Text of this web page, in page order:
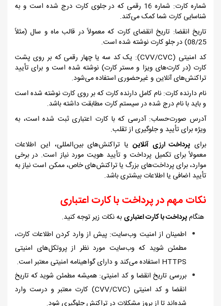
شماره کارت: شماره 16 رقمی که در جلوی کارت درج شده است و به
شناسایی کارت شما کمک می‌کند.
تاریخ انقضا: تاریخ انقضای کارت که معمولاً در قالب ماه و سال (مثلاً
08/25) در جلو کارت نوشته شده است.
کد امنیتی (CVV/CVC): یک کد سه یا چهار رقمی که بر روی پشت
کارت (در کارت‌های ویزا و مستر کارت) نوشته شده است و برای تأیید
تراکنش‌های آنلاین و غیرحضوری استفاده می‌شود.
نام دارنده کارت: نام کامل دارنده کارت که بر روی کارت نوشته شده است
و باید با نام درج شده در سیستم کارت مطابقت داشته باشد.
آدرس صورت‌حساب: آدرسی که با کارت اعتباری ثبت شده است، به
ویژه برای تأیید و جلوگیری از تقلب.
برای پرداخت ارزی آنلاین یا تراکنش‌های بین‌المللی، این اطلاعات
معمولاً برای تکمیل پرداخت و تأیید هویت مورد نیاز است. در برخی
موارد، برای پرداخت‌های بزرگ یا تراکنش‌های خاص، ممکن است نیاز به
تأیید اضافی یا اطلاعات بیشتری باشد.
نکات مهم در پرداخت با کارت اعتباری
هنگامپرداخت با کارت اعتباری به نکات زیر توجه کنید.
اطمینان از امنیت وب‌سایت: پیش از وارد کردن اطلاعات کارت،
مطمئن شوید که وب‌سایت مورد نظر از پروتکل‌های امنیتی
HTTPS استفاده می‌کند و دارای گواهینامه امنیتی معتبر است.
بررسی تاریخ انقضا و کد امنیتی: همیشه مطمئن شوید که تاریخ
انقضا و کد امنیتی (CVV/CVC) کارت معتبر و درست وارد